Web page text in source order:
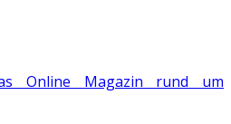
Online Magazin rund um